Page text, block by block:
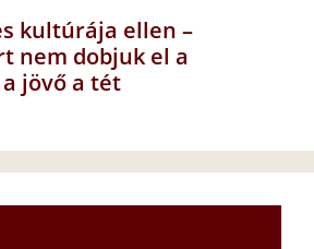
kultúrája ellen –
nem dobjuk el a
jövő a tét